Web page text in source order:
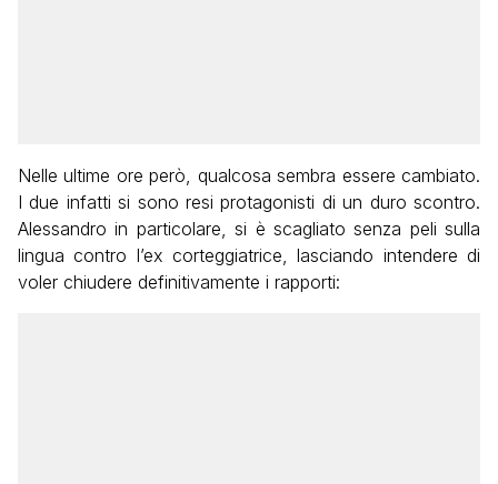
Nelle ultime ore però, qualcosa sembra essere cambiato.
I due infatti si sono resi protagonisti di un duro scontro.
Alessandro in particolare, si è scagliato senza peli sulla
lingua contro l’ex corteggiatrice, lasciando intendere di
voler chiudere definitivamente i rapporti: